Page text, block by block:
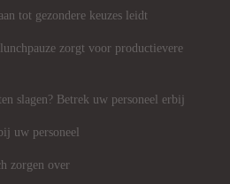
tot gezondere keuzes leidt
zorgt voor productievere
slagen? Betrek uw personeel erbij
uw personeel
zorgen over